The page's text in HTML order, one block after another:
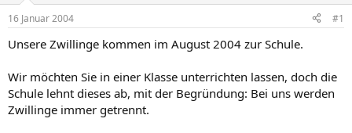
e
r
t
a
16 Januar 2004 #1
Unsere Zwillinge kommen im August 2004 zur Schule.
Wir möchten Sie in einer Klasse unterrichten lassen, doch die
Schule lehnt dieses ab, mit der Begründung: Bei uns werden
Zwillinge immer getrennt.